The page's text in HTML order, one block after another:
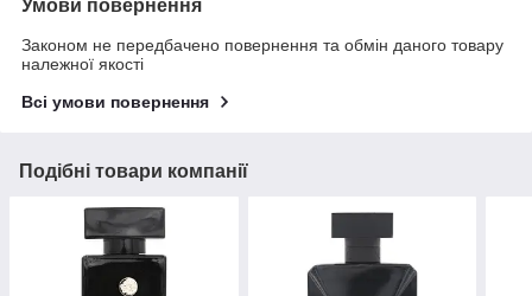
Умови повернення
Законом не передбачено повернення та обмін даного товару
належної якості
Всі умови повернення
Подібні товари компанії